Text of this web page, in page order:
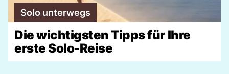
Solo unterwegs
Die wichtigsten Tipps für Ihre
erste Solo-Reise